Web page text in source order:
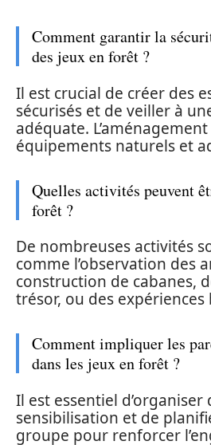
Comment garantir la
des jeux en forêt ?
Il est crucial de créer des
sécurisés et de veiller à
adéquate.
équipements naturels et
Quelles activités peuvent
forêt ?
De nombreuses activités
comme l’observation des
construction de cabanes,
trésor, ou des
Comment impliquer les
dans les jeux en forêt ?
Il est essentiel d’organiser
sensibilisation et de
groupe pour renforcer